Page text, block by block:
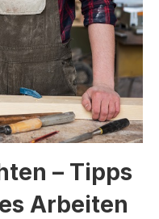
– Tipps
Arbeiten